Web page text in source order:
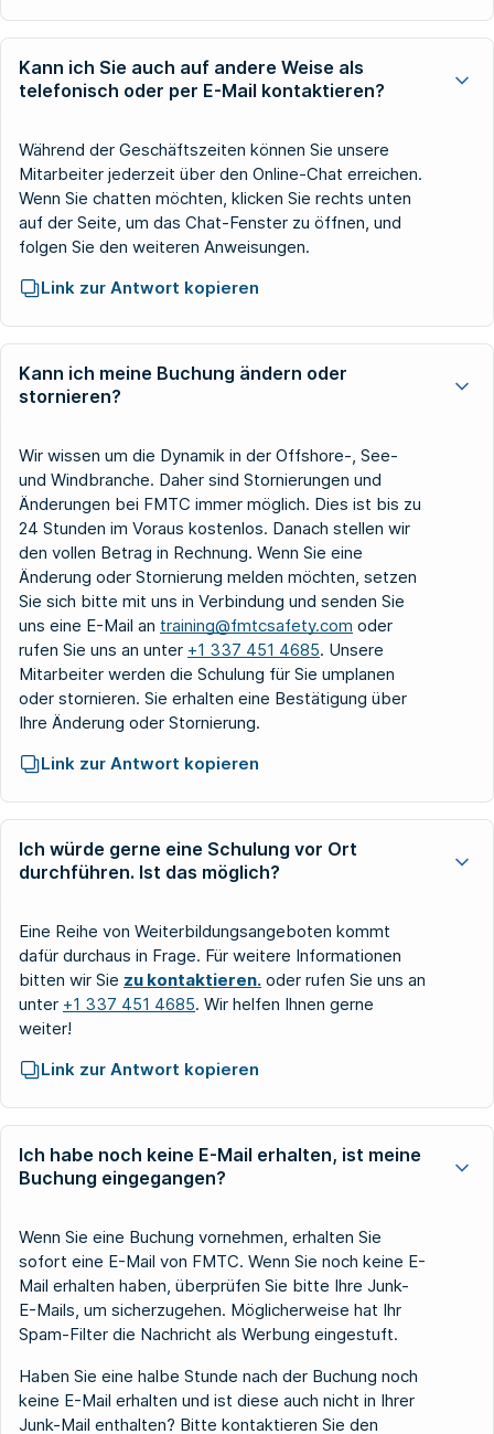
Kann ich Sie auch auf andere Weise als
telefonisch oder per E-Mail kontaktieren?
Während der Geschäftszeiten können Sie unsere
Mitarbeiter jederzeit über den Online-Chat erreichen.
Wenn Sie chatten möchten, klicken Sie rechts unten
auf der Seite, um das Chat-Fenster zu öffnen, und
folgen Sie den weiteren Anweisungen.
Link zur Antwort kopieren
Kann ich meine Buchung ändern oder
stornieren?
Wir wissen um die Dynamik in der Offshore-, See-
und Windbranche. Daher sind Stornierungen und
Änderungen bei FMTC immer möglich. Dies ist bis zu
24 Stunden im Voraus kostenlos. Danach stellen wir
den vollen Betrag in Rechnung. Wenn Sie eine
Änderung oder Stornierung melden möchten, setzen
Sie sich bitte mit uns in Verbindung und senden Sie
uns eine E-Mail an training@fmtcsafety.com oder
rufen Sie uns an unter +1 337 451 4685. Unsere
Mitarbeiter werden die Schulung für Sie umplanen
oder stornieren. Sie erhalten eine Bestätigung über
Ihre Änderung oder Stornierung.
Link zur Antwort kopieren
Ich würde gerne eine Schulung vor Ort
durchführen. Ist das möglich?
Eine Reihe von Weiterbildungsangeboten kommt
dafür durchaus in Frage. Für weitere Informationen
bitten wir Sie zu kontaktieren. oder rufen Sie uns an
unter +1 337 451 4685. Wir helfen Ihnen gerne
weiter!
Link zur Antwort kopieren
Ich habe noch keine E-Mail erhalten, ist meine
Buchung eingegangen?
Wenn Sie eine Buchung vornehmen, erhalten Sie
sofort eine E-Mail von FMTC. Wenn Sie noch keine E-
Mail erhalten haben, überprüfen Sie bitte Ihre Junk-
E-Mails, um sicherzugehen. Möglicherweise hat Ihr
Spam-Filter die Nachricht als Werbung eingestuft.
Haben Sie eine halbe Stunde nach der Buchung noch
keine E-Mail erhalten und ist diese auch nicht in Ihrer
Junk-Mail enthalten? Bitte kontaktieren Sie den